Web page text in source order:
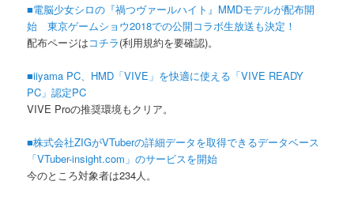
■電脳少女シロの『禍つヴァールハイト』MMDモデルが配布開
始 東京ゲームショウ2018での公開コラボ生放送も決定！
配布ページはコチラ(利用規約を要確認)。
■iiyama PC、HMD「VIVE」を快適に使える「VIVE READY
PC」認定PC
VIVE Proの推奨環境もクリア。
■株式会社ZIGがVTuberの詳細データを取得できるデータベース
「VTuber-insight.com」のサービスを開始
今のところ対象者は234人。